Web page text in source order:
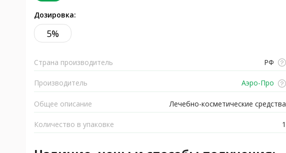
Дозировка:
5%
Страна производитель РФ
Производитель Аэро-Про
Общее описание Лечебно-косметические средства
Количество в упаковке 1